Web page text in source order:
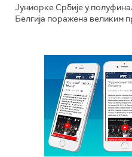
Јуниорке Србије у
Белгија поражена великим